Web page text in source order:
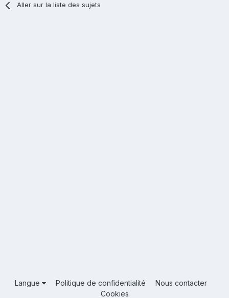
Aller sur la liste des sujets
Langue Politique de confidentialité
Nous contacter
Cookies